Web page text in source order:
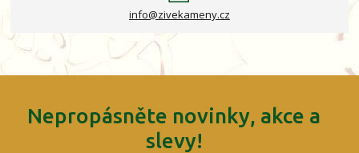
info@zivekameny.cz
Nepropásněte novinky, akce a
slevy!